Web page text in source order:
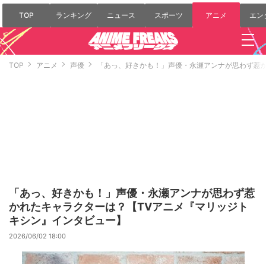
TOP ランキング ニュース スポーツ アニメ エン
TOP アニメ 声優 「あっ、好きかも！」声優・永瀬アンナが思わず
「あっ、好きかも！」声優・永瀬アンナが思わず惹
かれたキャラクターは？【TVアニメ『マリッジト
キシン』インタビュー】
2026/06/02 18:00